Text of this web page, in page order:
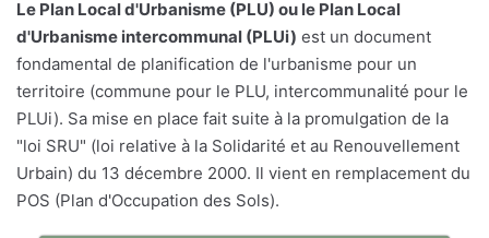
Le Plan Local d'Urbanisme (PLU) ou le Plan Local
d'Urbanisme intercommunal (PLUi) est un document
fondamental de planification de l'urbanisme pour un
territoire (commune pour le PLU, intercommunalité pour le
PLUi). Sa mise en place fait suite à la promulgation de la
"loi SRU" (loi relative à la Solidarité et au Renouvellement
Urbain) du 13 décembre 2000. Il vient en remplacement du
POS (Plan d'Occupation des Sols).